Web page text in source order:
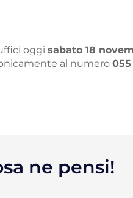
oggi sabato 18
al numero
ne pensi!